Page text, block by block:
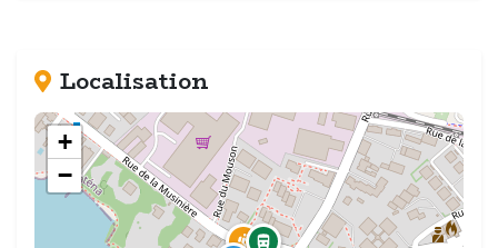
Localisation
+
−